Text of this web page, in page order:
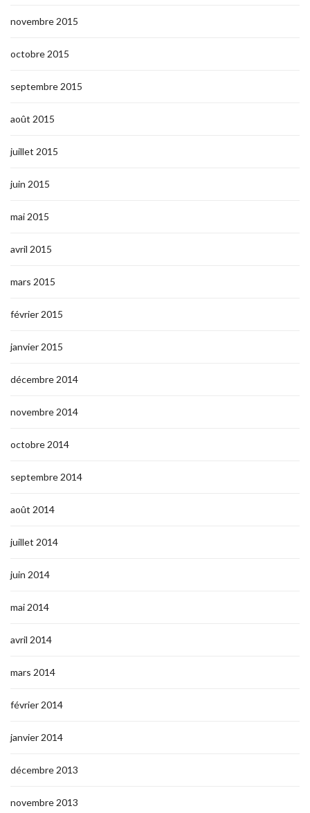
novembre 2015
octobre 2015
septembre 2015
août 2015
juillet 2015
juin 2015
mai 2015
avril 2015
mars 2015
février 2015
janvier 2015
décembre 2014
novembre 2014
octobre 2014
septembre 2014
août 2014
juillet 2014
juin 2014
mai 2014
avril 2014
mars 2014
février 2014
janvier 2014
décembre 2013
novembre 2013